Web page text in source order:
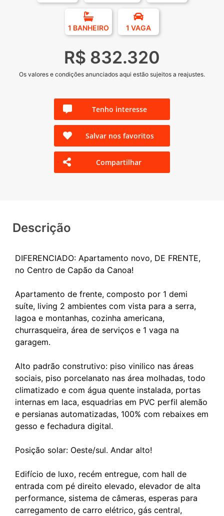
1 BANHEIRO 1 VAGA
R$ 832.320
Os valores e condições anunciados aqui estão sujeitos a reajustes.
Tenho interesse
Salvar nos favoritos
Compartilhar
Descrição
DIFERENCIADO: Apartamento novo, DE FRENTE,
no Centro de Capão da Canoa!
Apartamento de frente, composto por 1 demi
suíte, living 2 ambientes com vista para a serra,
lagoa e montanhas, cozinha americana,
churrasqueira, área de serviços e 1 vaga na
garagem.
Alto padrão construtivo: piso vinilico nas áreas
sociais, piso porcelanato nas área molhadas, todo
climatizado e com água quente instalada, portas
internas em laca, esquadrias em PVC perfil alemão
e persianas automatizadas, 100% com rebaixes em
gesso e fechadura digital.
Posição solar: Oeste/sul. Andar alto!
Edifício de luxo, recém entregue, com hall de
entrada com pé direito elevado, elevador de alta
performance, sistema de câmeras, esperas para
carregamento de carro elétrico, gás central,